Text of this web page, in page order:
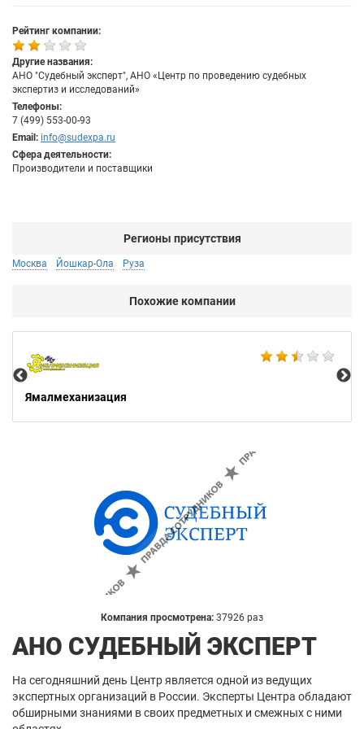
Рейтинг компании:
Другие названия:
АНО "Судебный эксперт", АНО «Центр по проведению судебных
экспертиз и исследований»
Телефоны:
7 (499) 553-00-93
Email: info@sudexpa.ru
Сфера деятельности:
Производители и поставщики
Регионы присутствия
Москва Йошкар-Ола Руза
Похожие компании
Ямалмеханизация
Компания просмотрена: 37926 раз
АНО СУДЕБНЫЙ ЭКСПЕРТ
На сегодняшний день Центр является одной из ведущих
экспертных организаций в России. Эксперты Центра обладают
обширными знаниями в своих предметных и смежных с ними